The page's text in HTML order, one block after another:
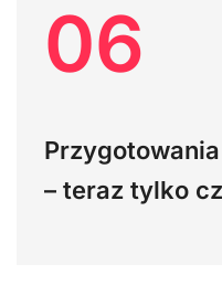
06
– teraz tylko